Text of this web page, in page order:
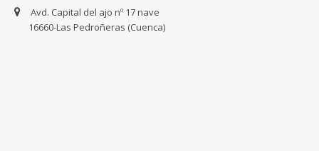
Avd. Capital del ajo nº 17 nave
16660-Las Pedroñeras (Cuenca)